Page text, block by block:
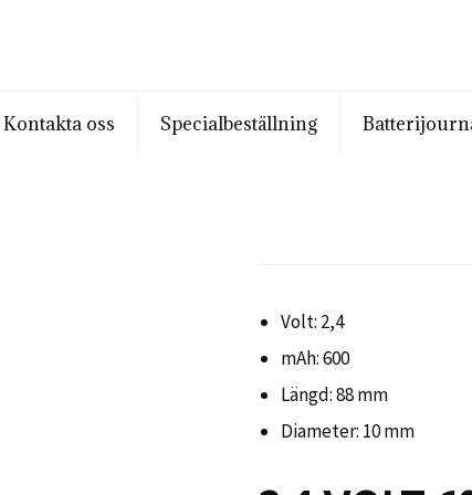
Kontakta oss Specialbeställning
Volt: 2,4
mAh: 600
Längd: 88 mm
Diameter: 10 mm